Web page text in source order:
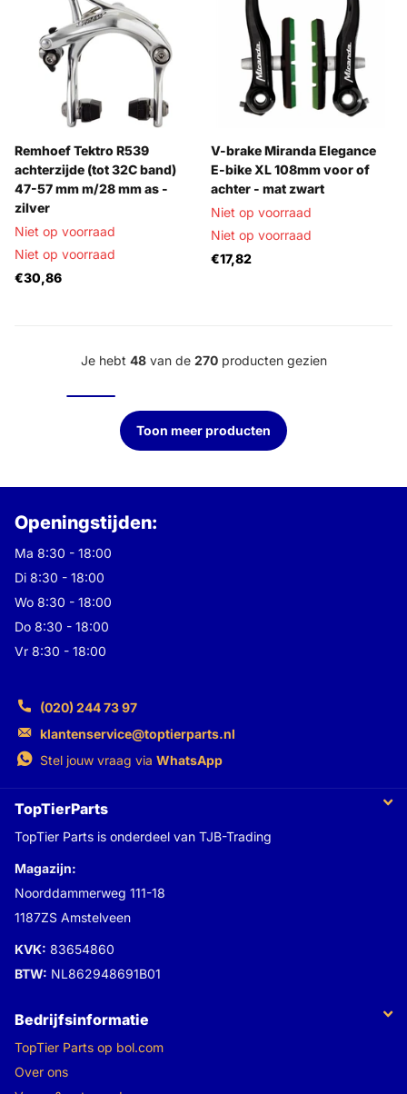
Remhoef Tektro R539
achterzijde (tot 32C band)
47-57 mm m/28 mm as -
zilver
Niet op voorraad
Niet op voorraad
€30,86
V-brake Miranda Elegance
E-bike XL 108mm voor of
achter - mat zwart
Niet op voorraad
Niet op voorraad
€17,82
Je hebt 48van de 270producten gezien
Toon meer producten
Openingstijden:
Ma 8:30 - 18:00
Di 8:30 - 18:00
Wo 8:30 - 18:00
Do 8:30 - 18:00
Vr 8:30 - 18:00
(020) 244 73 97
klantenservice@toptierparts.nl
Stel jouw vraag via WhatsApp
TopTierParts
TopTier Parts is onderdeel van TJB-Trading
Magazijn:
Noorddammerweg 111-18
1187ZS Amstelveen
KVK: 83654860
BTW: NL862948691B01
Bedrijfsinformatie
TopTier Parts op bol.com
Over ons